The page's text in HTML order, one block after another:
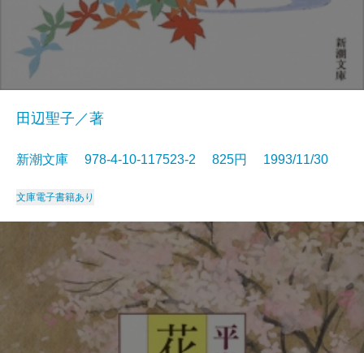
田辺聖子／著
新潮文庫 978-4-10-117523-2 825円 1993/11/30
文庫電子書籍あり